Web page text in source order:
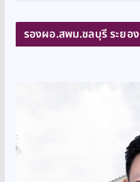
รองผอ.สพม.ชลบุรี ระยอง